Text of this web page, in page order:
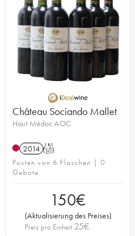
Château Sociando Mallet
Haut Médoc AOC
2014 T
Posten von 6 Flaschen | 0
Gebote
150€
(Aktualisierung des Preises)
Preis pro Einheit 25€